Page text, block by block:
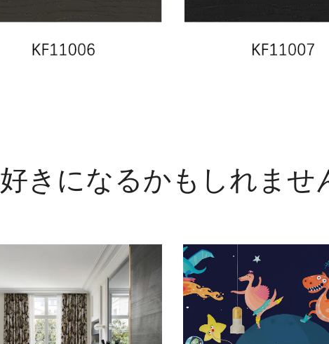
好きになるかもしれませ